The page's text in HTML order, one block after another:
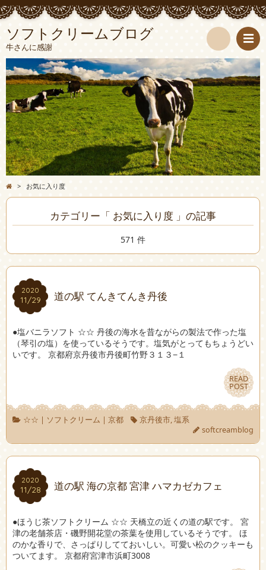
ソフトクリームブログ
牛さんに感謝
検
索
> お気に入り度
カテゴリー「 お気に入り度 」の記事
571 件
2020
11/29
2020
11/29 道の駅 てんきてんき丹後
●塩バニラソフト ☆☆ 丹後の海水を昔ながらの製法で作った塩
（琴引の塩）を使っているそうです。塩気がとってもちょうどい
いです。 京都府京丹後市丹後町竹野３１３−１
READ
POST
READ
POST
☆☆ | ソフトクリーム | 京都 京丹後市,塩系
softcreamblog
2020
11/28
2020
11/28 道の駅 海の京都 宮津 ハマカゼカフェ
●ほうじ茶ソフトクリーム ☆☆ 天橋立の近くの道の駅です。 宮
津の老舗茶店・磯野開花堂の茶葉を使用しているそうです。 ほ
のかな香りで、さっぱりしてておいしい。可愛い松のクッキーも
ついてます。 京都府宮津市浜町3008